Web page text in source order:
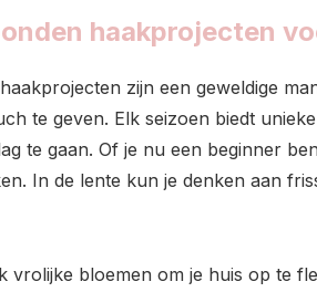
haakprojecten
zijn een geweldige
te geven. Elk seizoen biedt
te gaan. Of je nu een beginner
In de lente kun je denken aan
vrolijke bloemen om je huis op te